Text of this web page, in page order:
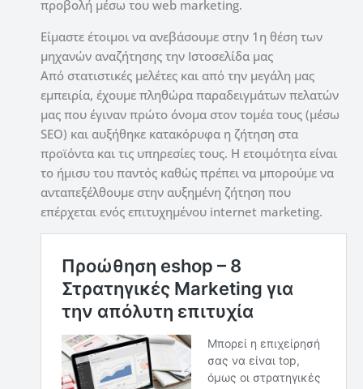
προβολή μέσω του web marketing.
Είμαστε έτοιμοι να ανεβάσουμε στην 1η θέση των
μηχανών αναζήτησης την Ιστοσελίδα μας
Από στατιστικές μελέτες και από την μεγάλη μας
εμπειρία, έχουμε πληθώρα παραδειγμάτων πελατών
μας που έγιναν πρώτο όνομα στον τομέα τους (μέσω
SEO) και αυξήθηκε κατακόρυφα η ζήτηση στα
προϊόντα και τις υπηρεσίες τους. Η ετοιμότητα είναι
το ήμισυ του παντός καθώς πρέπει να μπορούμε να
ανταπεξέλθουμε στην αυξημένη ζήτηση που
επέρχεται ενός επιτυχημένου internet marketing.